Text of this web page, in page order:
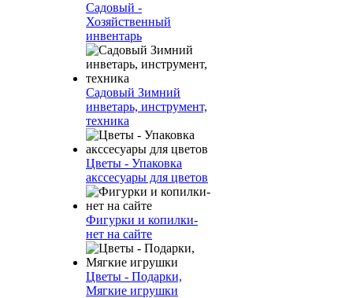
Садовый -
Хозяйственный
инвентарь
Садовый Зимний
инветарь, инструмент,
техника
Цветы - Упаковка
акссесуары для цветов
Фигурки и копилки-
нет на сайте
Цветы - Подарки,
Мягкие игрушки